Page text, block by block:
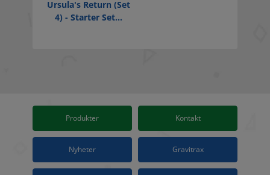
Ursula's Return (Set
4) - Starter Set...
Produkter Kontakt
Nyheter Gravitrax